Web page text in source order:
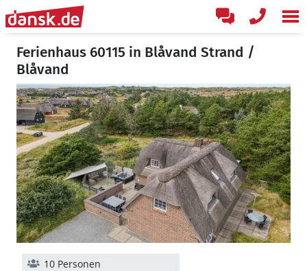
Ferienhaus 60115 in Blåvand Strand /
Blåvand
10 Personen